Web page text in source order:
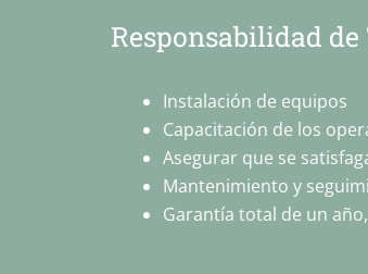
Responsabilidad de
Instalación de equipos
Capacitación de los
Asegurar que se
Mantenimiento y
Garantía total de un